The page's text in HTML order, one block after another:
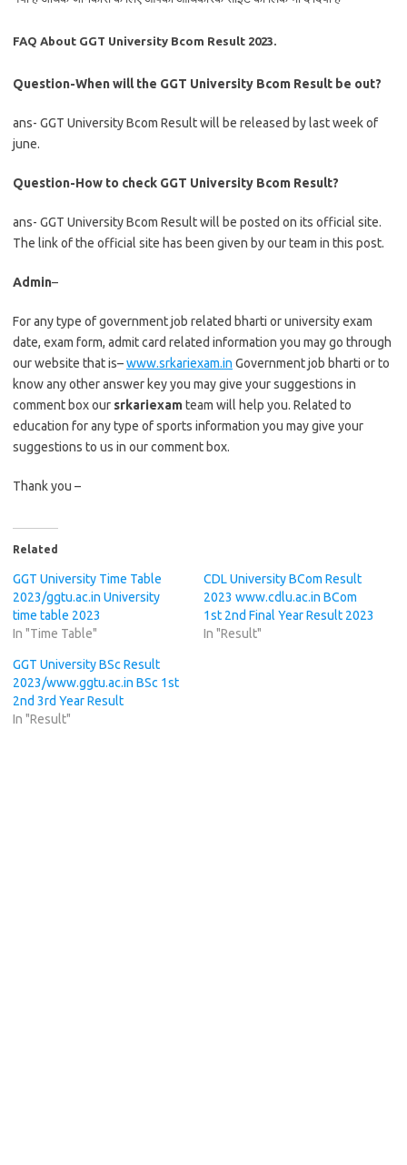
FAQ About GGT University Bcom Result 2023.
Question-When will the GGT University Bcom Result be out?
ans- GGT University Bcom Result will be released by last week of
june.
Question-How to check GGT University Bcom Result?
ans- GGT University Bcom Result will be posted on its official site.
The link of the official site has been given by our team in this post.
Admin–
For any type of government job related bharti or university exam
date, exam form, admit card related information you may go through
our website that is–www.srkariexam.in Government job bharti or to
know any other answer key you may give your suggestions in
comment box our srkariexamteam will help you. Related to
education for any type of sports information you may give your
suggestions to us in our comment box.
Thank you –
Related
GGT University Time Table
2023/ggtu.ac.in University
time table 2023
In "Time Table"
CDL University BCom Result
2023 www.cdlu.ac.in BCom
1st 2nd Final Year Result 2023
In "Result"
GGT University BSc Result
2023/www.ggtu.ac.in BSc 1st
2nd 3rd Year Result
In "Result"